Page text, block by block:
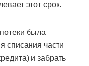
этот срок.
была
списания части
и забрать